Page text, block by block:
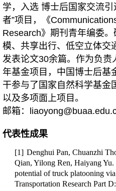
学，入选 博士后国家交流
者”项目，《
Research》期刊青年编委
模、共享出行、低空立体交
发表论文30余篇。作为负责
年基金项目，中国博士后基
干参与了国家自然科学基金
以及多项面上项目。
邮箱：
代表性成果
[1] Denghui Pan, Chuanzhi
Qian, Yilong Ren, Haiyang
potential of truck platooning
Transportation Research Part